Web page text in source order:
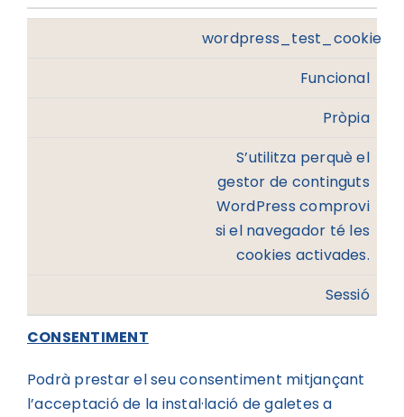
wordpress_test_cookie
Funcional
Pròpia
S’utilitza perquè el
gestor de continguts
WordPress comprovi
si el navegador té les
cookies activades.
Sessió
CONSENTIMENT
Podrà prestar el seu consentiment mitjançant
l’acceptació de la instal·lació de galetes a